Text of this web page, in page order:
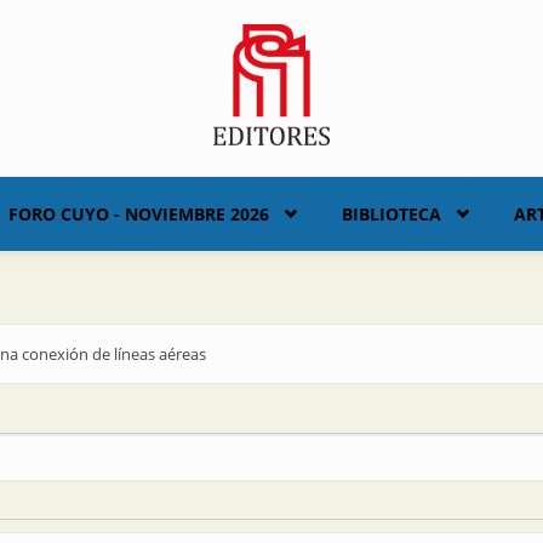
FORO CUYO - NOVIEMBRE 2026 BIBLIOTECA
conexión de líneas aéreas